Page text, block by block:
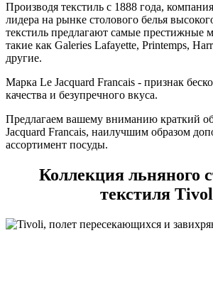
Производя текстиль с 1888 года,
лидера на рынке столового белья
текстиль предлагают самые престижные
такие как Galeries Lafayette, Printemps,
другие.
Марка Le Jacquard Francais - признак
качества и безупречного вкуса.
Предлагаем вашему вниманию краткий
Jacquard Franсais, наилучшим образом
ассортимент посуды.
Коллекция льняного
текстиля